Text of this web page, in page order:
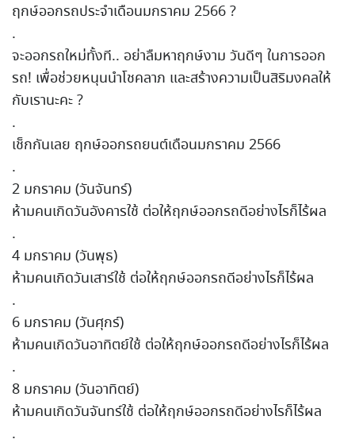
ฤกษ์ออกรถประจำเดือนมกราคม 2566 ?
.
จะออกรถใหม่ทั้งที.. อย่าลืมหาฤกษ์งาม วันดีๆ ในการออก
รถ! เพื่อช่วยหนุนนำโชคลาภ และสร้างความเป็นสิริมงคลให้
กับเรานะคะ ?
.
เช็กกันเลย ฤกษ์ออกรถยนต์เดือนมกราคม 2566
.
2 มกราคม (วันจันทร์)
ห้ามคนเกิดวันอังคารใช้ ต่อให้ฤกษ์ออกรถดีอย่างไรก็ไร้ผล
.
4 มกราคม (วันพุธ)
ห้ามคนเกิดวันเสาร์ใช้ ต่อให้ฤกษ์ออกรถดีอย่างไรก็ไร้ผล
.
6 มกราคม (วันศุกร์)
ห้ามคนเกิดวันอาทิตย์ใช้ ต่อให้ฤกษ์ออกรถดีอย่างไรก็ไร้ผล
.
8 มกราคม (วันอาทิตย์)
ห้ามคนเกิดวันจันทร์ใช้ ต่อให้ฤกษ์ออกรถดีอย่างไรก็ไร้ผล
.